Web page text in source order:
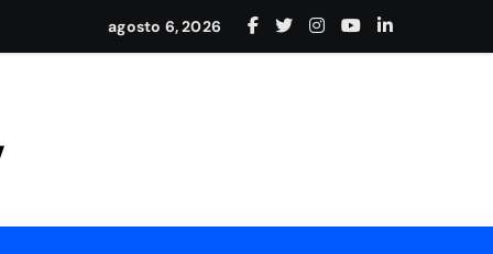
en Nayarit
conexión internacional
agosto 6, 2026